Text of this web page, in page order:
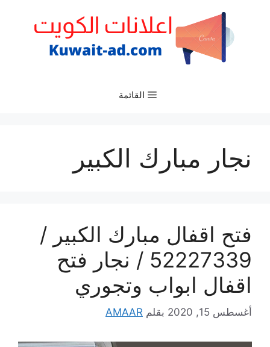
القائمة
نجار مبارك الكبير
فتح اقفال مبارك الكبير /
52227339 / نجار فتح
اقفال ابواب وتجوري
أغسطس 15, 2020 بقلم AMAAR